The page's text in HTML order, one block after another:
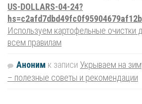
US-DOLLARS-04-24?
Используем картофельные очистки
всем правилам
Аноним к записи Укрываем на
– полезные советы и рекомендации